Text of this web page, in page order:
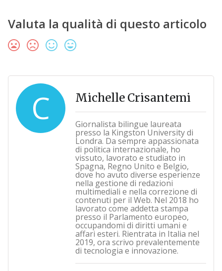
Valuta la qualità di questo articolo
C Michelle Crisantemi
Giornalista bilingue laureata
presso la Kingston University di
Londra. Da sempre appassionata
di politica internazionale, ho
vissuto, lavorato e studiato in
Spagna, Regno Unito e Belgio,
dove ho avuto diverse esperienze
nella gestione di redazioni
multimediali e nella correzione di
contenuti per il Web. Nel 2018 ho
lavorato come addetta stampa
presso il Parlamento europeo,
occupandomi di diritti umani e
affari esteri. Rientrata in Italia nel
2019, ora scrivo prevalentemente
di tecnologia e innovazione.